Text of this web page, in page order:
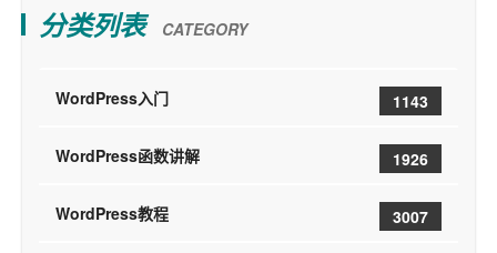
分类列表 CATEGORY
WordPress入门 1143
WordPress函数讲解 1926
WordPress教程 3007